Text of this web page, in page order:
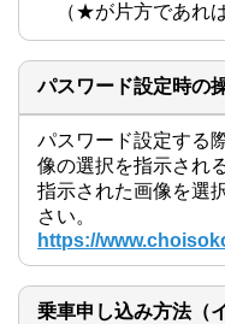
（★が片方であ
パスワード設定時の
パスワード設定する
像の選択を指示され
指示された画像を選
さい。
https://
乗車申し込み方法（